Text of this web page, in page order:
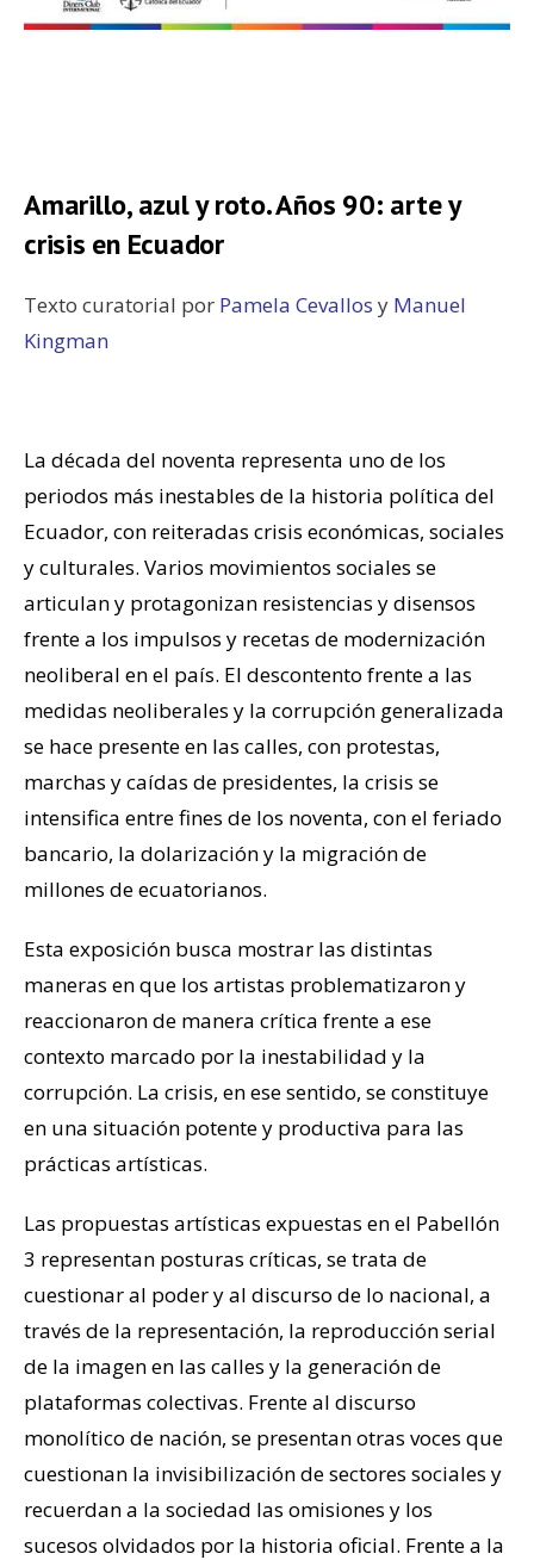
Amarillo, azul y roto. Años 90: arte y
crisis en Ecuador
Texto curatorial por Pamela Cevallos y Manuel
Kingman
La década del noventa representa uno de los
periodos más inestables de la historia política del
Ecuador, con reiteradas crisis económicas, sociales
y culturales. Varios movimientos sociales se
articulan y protagonizan resistencias y disensos
frente a los impulsos y recetas de modernización
neoliberal en el país. El descontento frente a las
medidas neoliberales y la corrupción generalizada
se hace presente en las calles, con protestas,
marchas y caídas de presidentes, la crisis se
intensifica entre fines de los noventa, con el feriado
bancario, la dolarización y la migración de
millones de ecuatorianos.
Esta exposición busca mostrar las distintas
maneras en que los artistas problematizaron y
reaccionaron de manera crítica frente a ese
contexto marcado por la inestabilidad y la
corrupción. La crisis, en ese sentido, se constituye
en una situación potente y productiva para las
prácticas artísticas.
Las propuestas artísticas expuestas en el Pabellón
3 representan posturas críticas, se trata de
cuestionar al poder y al discurso de lo nacional, a
través de la representación, la reproducción serial
de la imagen en las calles y la generación de
plataformas colectivas. Frente al discurso
monolítico de nación, se presentan otras voces que
cuestionan la invisibilización de sectores sociales y
recuerdan a la sociedad las omisiones y los
sucesos olvidados por la historia oficial. Frente a la